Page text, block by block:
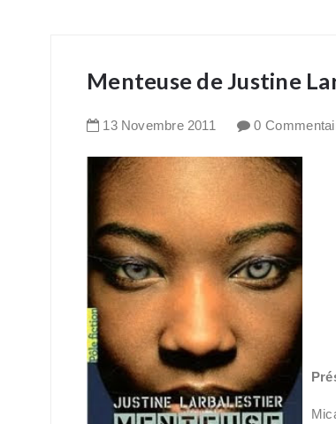
Menteuse de Justine
13 Novembre 2011 0